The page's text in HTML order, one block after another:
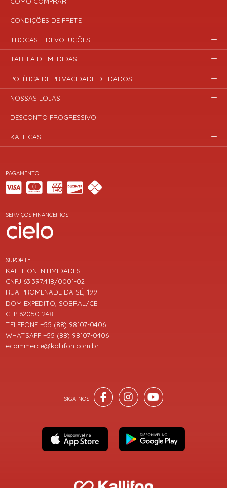
PAGAMENTO
SERVIÇOS FINANCEIROS
SUPORTE
KALLIFON INTIMIDADES
CNPJ 63.397.418/0001-02
RUA PROMENADE DA SÉ, 199
DOM EXPEDITO, SOBRAL/CE
CEP 62050-248
TELEFONE +55 (88) 98107-0406
WHATSAPP +55 (88) 98107-0406
ecommerce@kallifon.com.br
CONDIÇÕES DE FRETE
TROCAS E DEVOLUÇÕES
TABELA DE MEDIDAS
POLÍTICA DE PRIVACIDADE DE DADOS
NOSSAS LOJAS
DESCONTO PROGRESSIVO
KALLICASH